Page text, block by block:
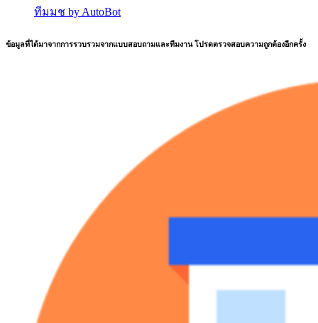
ทีมมช by AutoBot
ข้อมูลที่ได้มาจากการรวบรวมจากแบบสอบถามและทีมงาน โปรดตรวจสอบความถูกต้องอีกครั้ง